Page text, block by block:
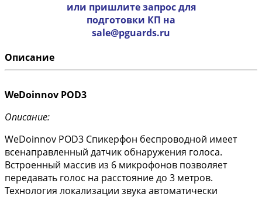
или пришлите запрос для
подготовки КП на
sale@pguards.ru
Описание
WeDoinnov POD3
Описание:
WeDoinnov POD3 Спикерфон беспроводной имеет
всенаправленный датчик обнаружения голоса.
Встроенный массив из 6 микрофонов позволяет
передавать голос на расстояние до 3 метров.
Технология локализации звука автоматически